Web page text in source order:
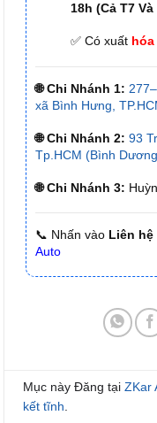
18h (Cả T7
✅ Có xuất hóa
🌐 Chi Nhánh 1:
xã Bình Hưng,
🌐 Chi Nhánh 2: 93
Tp.HCM (Bình
🌐 Chi Nhánh 3:
📞 Nhấn vào Liên
Auto
Mục này Đăng tại ZKar
kết tĩnh.